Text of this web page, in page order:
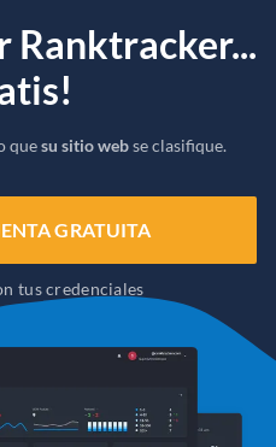
Ranktracker...
quesu sitio webse clasifique.
GRATUITA
tus credenciales